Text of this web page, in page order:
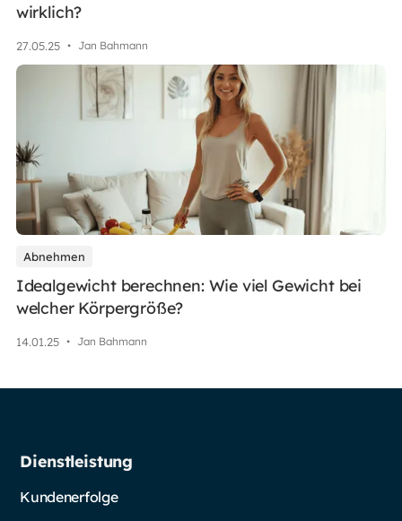
wirklich?
27.05.25 • Jan Bahmann
Abnehmen
Idealgewicht berechnen: Wie viel Gewicht bei
welcher Körpergröße?
14.01.25 • Jan Bahmann
Dienstleistung
Kundenerfolge